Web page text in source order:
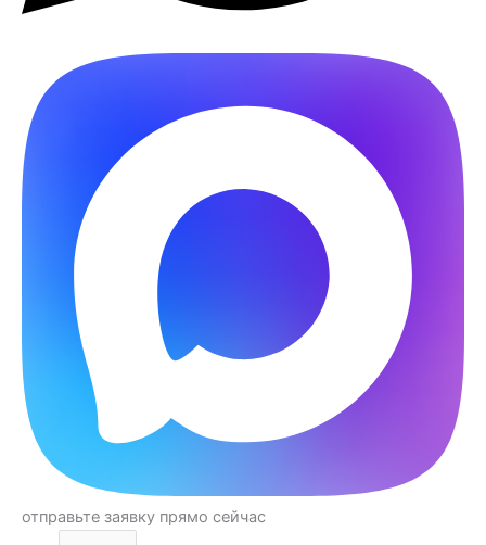
отправьте заявку прямо сейчас